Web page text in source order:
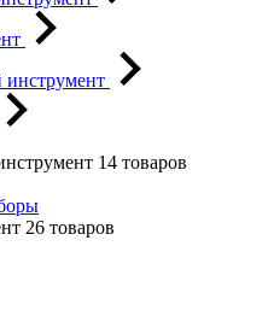
14 товаров
26 товаров